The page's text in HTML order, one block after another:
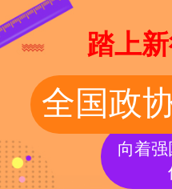
踏上
全国政
向着